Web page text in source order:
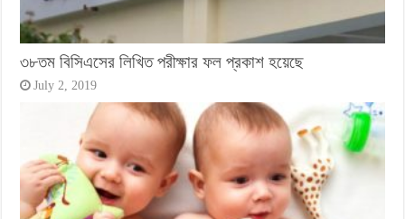
৩৮তম বিসিএসের লিখিত পরীক্ষার ফল প্রকাশ হয়েছে
July 2, 2019